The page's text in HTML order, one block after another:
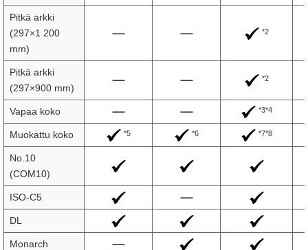
Pitkä arkki
(297×1 200
mm)
*2
Pitkä arkki
(297×900 mm)
*2
Vapaa koko *3*4
Muokattu koko *5 *6 *7*8
No.10
(COM10)
ISO-C5
DL
Monarch